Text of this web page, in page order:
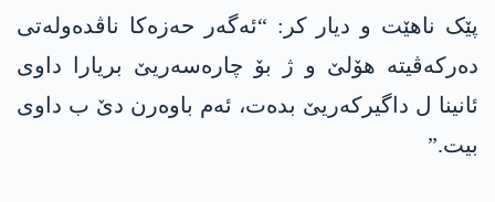
پێک ناهێت و دیار کر: “ئەگەر حەزەکا ناڤدەولەتی
دەرکەڤیتە ھۆلێ و ژ بۆ چارەسەریێ بریارا داوی
ئانینا ل داگیرکەریێ بدەت، ئەم باوەرن دێ ب داوی
بیت.”